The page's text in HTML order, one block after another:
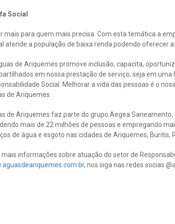
Social
mais para quem mais precisa. Com esta temática a
atende a população de baixa renda podendo oferecer
de Ariquemes promove inclusão, capacita,
em nossa prestação de serviço, seja em
Social. Melhorar a vida das pessoas é o
de Ariquemes.
de Ariquemes faz parte do grupo Aegea
mais de 22 milhões de pessoas e empregando
de água e esgoto nas cidades de Ariquemes, Buritis,
mais informações sobre atuação do setor de
, nos siga nas redes socias